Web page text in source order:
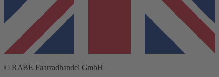
© RABE Fahrradhandel GmbH